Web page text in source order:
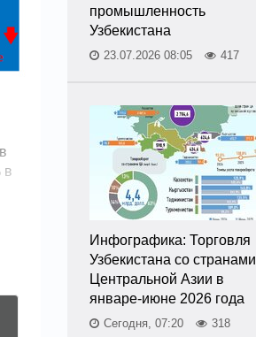
в
промышленность
Узбекистана
23.07.2026 08:05 417
Инфографика: Торговля
Узбекистана со странами
Центральной Азии в
январе-июне 2026 года
Сегодня, 07:20 318